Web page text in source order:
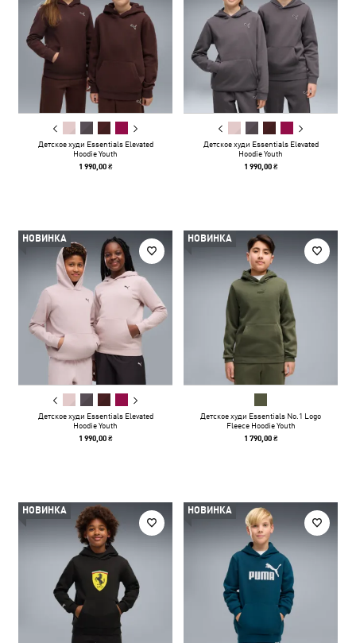
Детское худи Essentials Elevated
Hoodie Youth
1 990,00 ₴
Детское худи Essentials Elevated
Hoodie Youth
1 990,00 ₴
НОВИНКА
Детское худи Essentials Elevated
Hoodie Youth
1 990,00 ₴
НОВИНКА
Детское худи Essentials No.1 Logo
Fleece Hoodie Youth
1 790,00 ₴
НОВИНКА НОВИНКА